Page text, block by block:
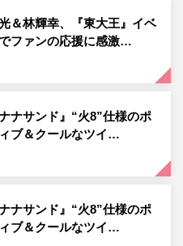
「やってみようよ、
る「飢餓をゼロに」に関す
あるタンパク質の不足に
優しさから昆虫食が期待さ
オではキャンペーン大使か
王チームから猪俣大輝と新
チャレンジする。
テーマを掘り下げ、SDGs
クションにつながるような
される。
＆林輝幸、『東大王』イベ
ファンの応援に感激…
ナナサンド』“火8”仕様のポ
ブ＆クールなツイ…
ナナサンド』“火8”仕様のポ
ブ＆クールなツイ…